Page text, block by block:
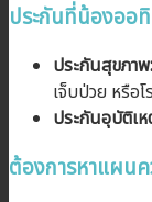
ประกันที่น้องออ
ประกันสุขภาพ:
เจ็บป่วย หรือ
ประกันอุบัติเห
ต้องการหาแผน